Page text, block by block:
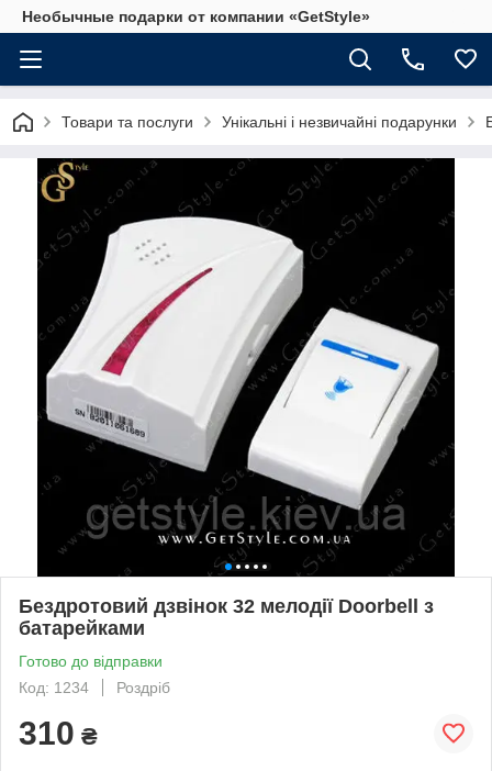
Необычные подарки от компании «GetStyle»
Товари та послуги Унікальні і незвичайні подарунки
Бездротовий дзвінок 32 мелодії Doorbell з
батарейками
Готово до відправки
Код: 1234
Роздріб
310 ₴